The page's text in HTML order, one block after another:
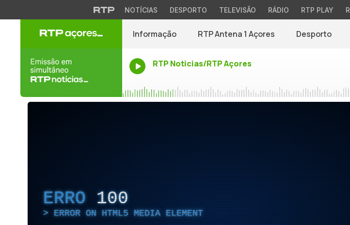
NOTÍCIAS DESPORTO TELEVISÃO RÁDIO RTP PLAY
Informação RTP Antena 1 Açores Desporto
RTP Noticias/RTP Açores
ERRO 100
ERROR ON HTML5 MEDIA ELEMENT